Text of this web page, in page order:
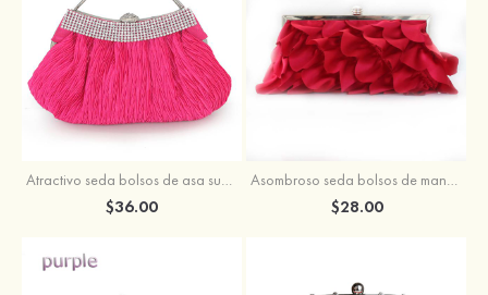
Atractivo seda bolsos de asa superior con crystal/rhinestone
$36.00
Asombroso seda bolsos de mano con volantes
$28.00